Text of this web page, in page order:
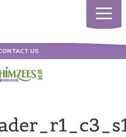
Toggle
US